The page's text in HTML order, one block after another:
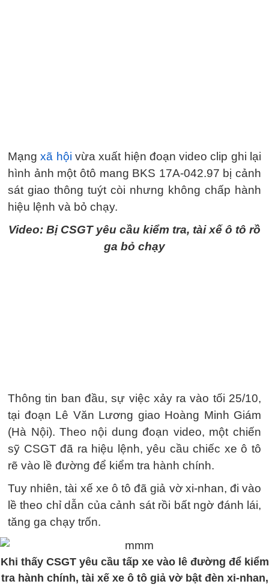
Mạngxã hội vừa xuất hiện đoạn video clip ghi lại
hình ảnh một ôtô mang BKS 17A-042.97 bị cảnh
sát giao thông tuýt còi nhưng không chấp hành
hiệu lệnh và bỏ chạy.
Video: Bị CSGT yêu cầu kiểm tra, tài xế ô tô rồ
ga bỏ chạy
Thông tin ban đầu, sự việc xảy ra vào tối 25/10,
tại đoạn Lê Văn Lương giao Hoàng Minh Giám
(Hà Nội). Theo nội dung đoạn video, một chiến
sỹ CSGT đã ra hiệu lệnh, yêu cầu chiếc xe ô tô
rẽ vào lề đường để kiểm tra hành chính.
Tuy nhiên, tài xế xe ô tô đã giả vờ xi-nhan, đi vào
lề theo chỉ dẫn của cảnh sát rồi bất ngờ đánh lái,
tăng ga chạy trốn.
Khi thấy CSGT yêu cầu tấp xe vào lê đường để kiểm
tra hành chính, tài xế xe ô tô giả vờ bật đèn xi-nhan,